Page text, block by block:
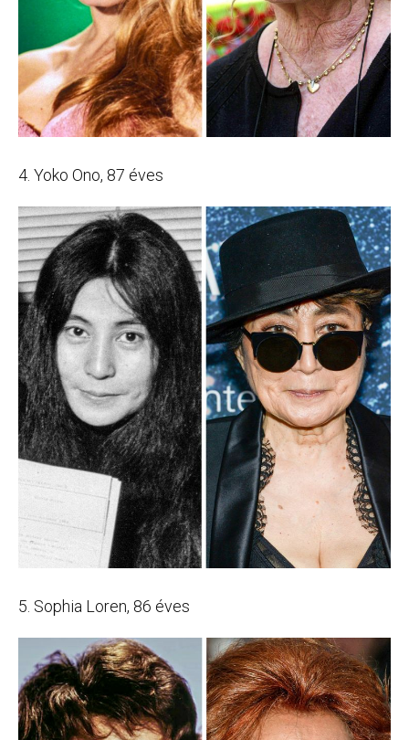
4. Yoko Ono, 87 éves
5. Sophia Loren, 86 éves